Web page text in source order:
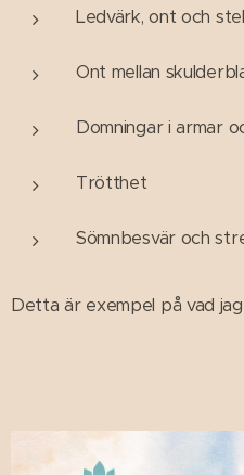
Ledvärk, ont och
Ont mellan
Domningar i armar
Trötthet
Sömnbesvär och
Detta är exempel på vad